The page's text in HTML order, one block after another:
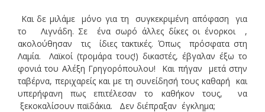
Και δε μιλάμε μόνο για τη συγκεκριμένη απόφαση για
το Λιγνάδη. Σε ένα σωρό άλλες δίκες οι ένορκοι ,
ακολούθησαν τις ίδιες τακτικές. Όπως πρόσφατα στη
Λαμία. Λαϊκοί (τρομάρα τους!) δικαστές, έβγαλαν έξω το
φονιά του Αλέξη Γρηγορόπουλου! Και πήγαν μετά στην
ταβέρνα, περιχαρείς και με τη συνείδησή τους καθαρή και
υπερήφανη πως επιτέλεσαν το καθήκον τους, να
ξεκοκαλίσουν παϊδάκια. Δεν διέπραξαν έγκλημα;